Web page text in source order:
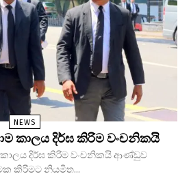
NEWS
කාලය දිර්ඝ කිරිම වංචනිකයි
දිර්ඝ කිරිම වංචනිකයි ආණ්ඩුව
කිරිමට නියමිත...